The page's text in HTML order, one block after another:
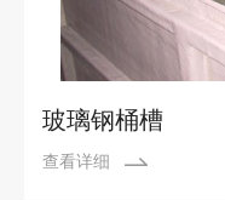
玻璃钢桶槽
查看详细